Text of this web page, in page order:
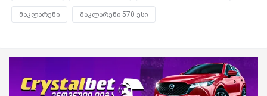
მაკლარენი მაკლარენი 570 ესი